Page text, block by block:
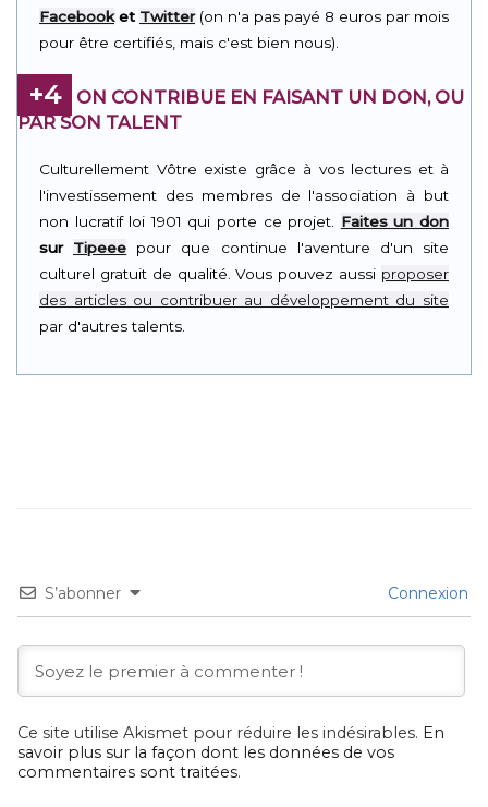
Facebooket Twitter(on n'a pas payé 8 euros par mois
pour être certifiés, mais c'est bien nous).
+4
ON CONTRIBUE EN FAISANT UN DON, OU
PAR SON TALENT
Culturellement Vôtre existe grâce à vos lectures et à
l'investissement des membres de l'association à but
non lucratif loi 1901 qui porte ce projet. Faites un don
sur Tipeee pour que continue l'aventure d'un site
culturel gratuit de qualité. Vous pouvez aussi proposer
des articles ou contribuer au développement du site
par d'autres talents.
S’abonner Connexion
Ce site utilise Akismet pour réduire les indésirables. En
savoir plus sur la façon dont les données de vos
commentaires sont traitées.